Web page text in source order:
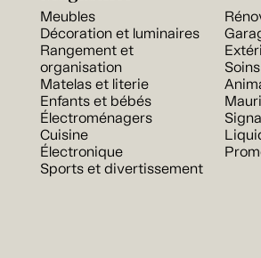
Meubles
Décoration et luminaires
Rangement et
organisation
Matelas et literie
Enfants et bébés
Électroménagers
Cuisine
Électronique
Sports et divertissement